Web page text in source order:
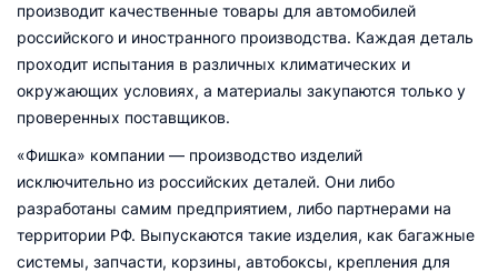
производит качественные товары для автомобилей
российского и иностранного производства. Каждая деталь
проходит испытания в различных климатических и
окружающих условиях, а материалы закупаются только у
проверенных поставщиков.
«Фишка» компании — производство изделий
исключительно из российских деталей. Они либо
разработаны самим предприятием, либо партнерами на
территории РФ. Выпускаются такие изделия, как багажные
системы, запчасти, корзины, автобоксы, крепления для